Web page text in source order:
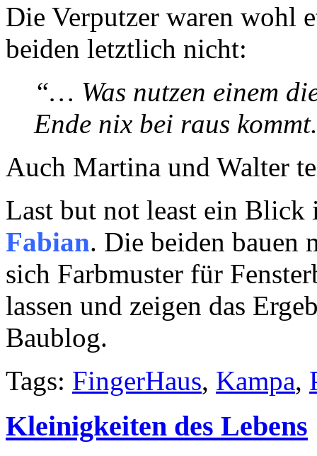
Die Verputzer waren wohl
beiden letztlich nicht:
“… Was nutzen einem
Ende nix bei raus
Auch Martina und Walter
Last but not least ein Blick
Fabian. Die beiden bauen
sich Farbmuster für
lassen und zeigen das
Baublog.
Tags: FingerHaus, Kampa,
Kleinigkeiten des Lebens